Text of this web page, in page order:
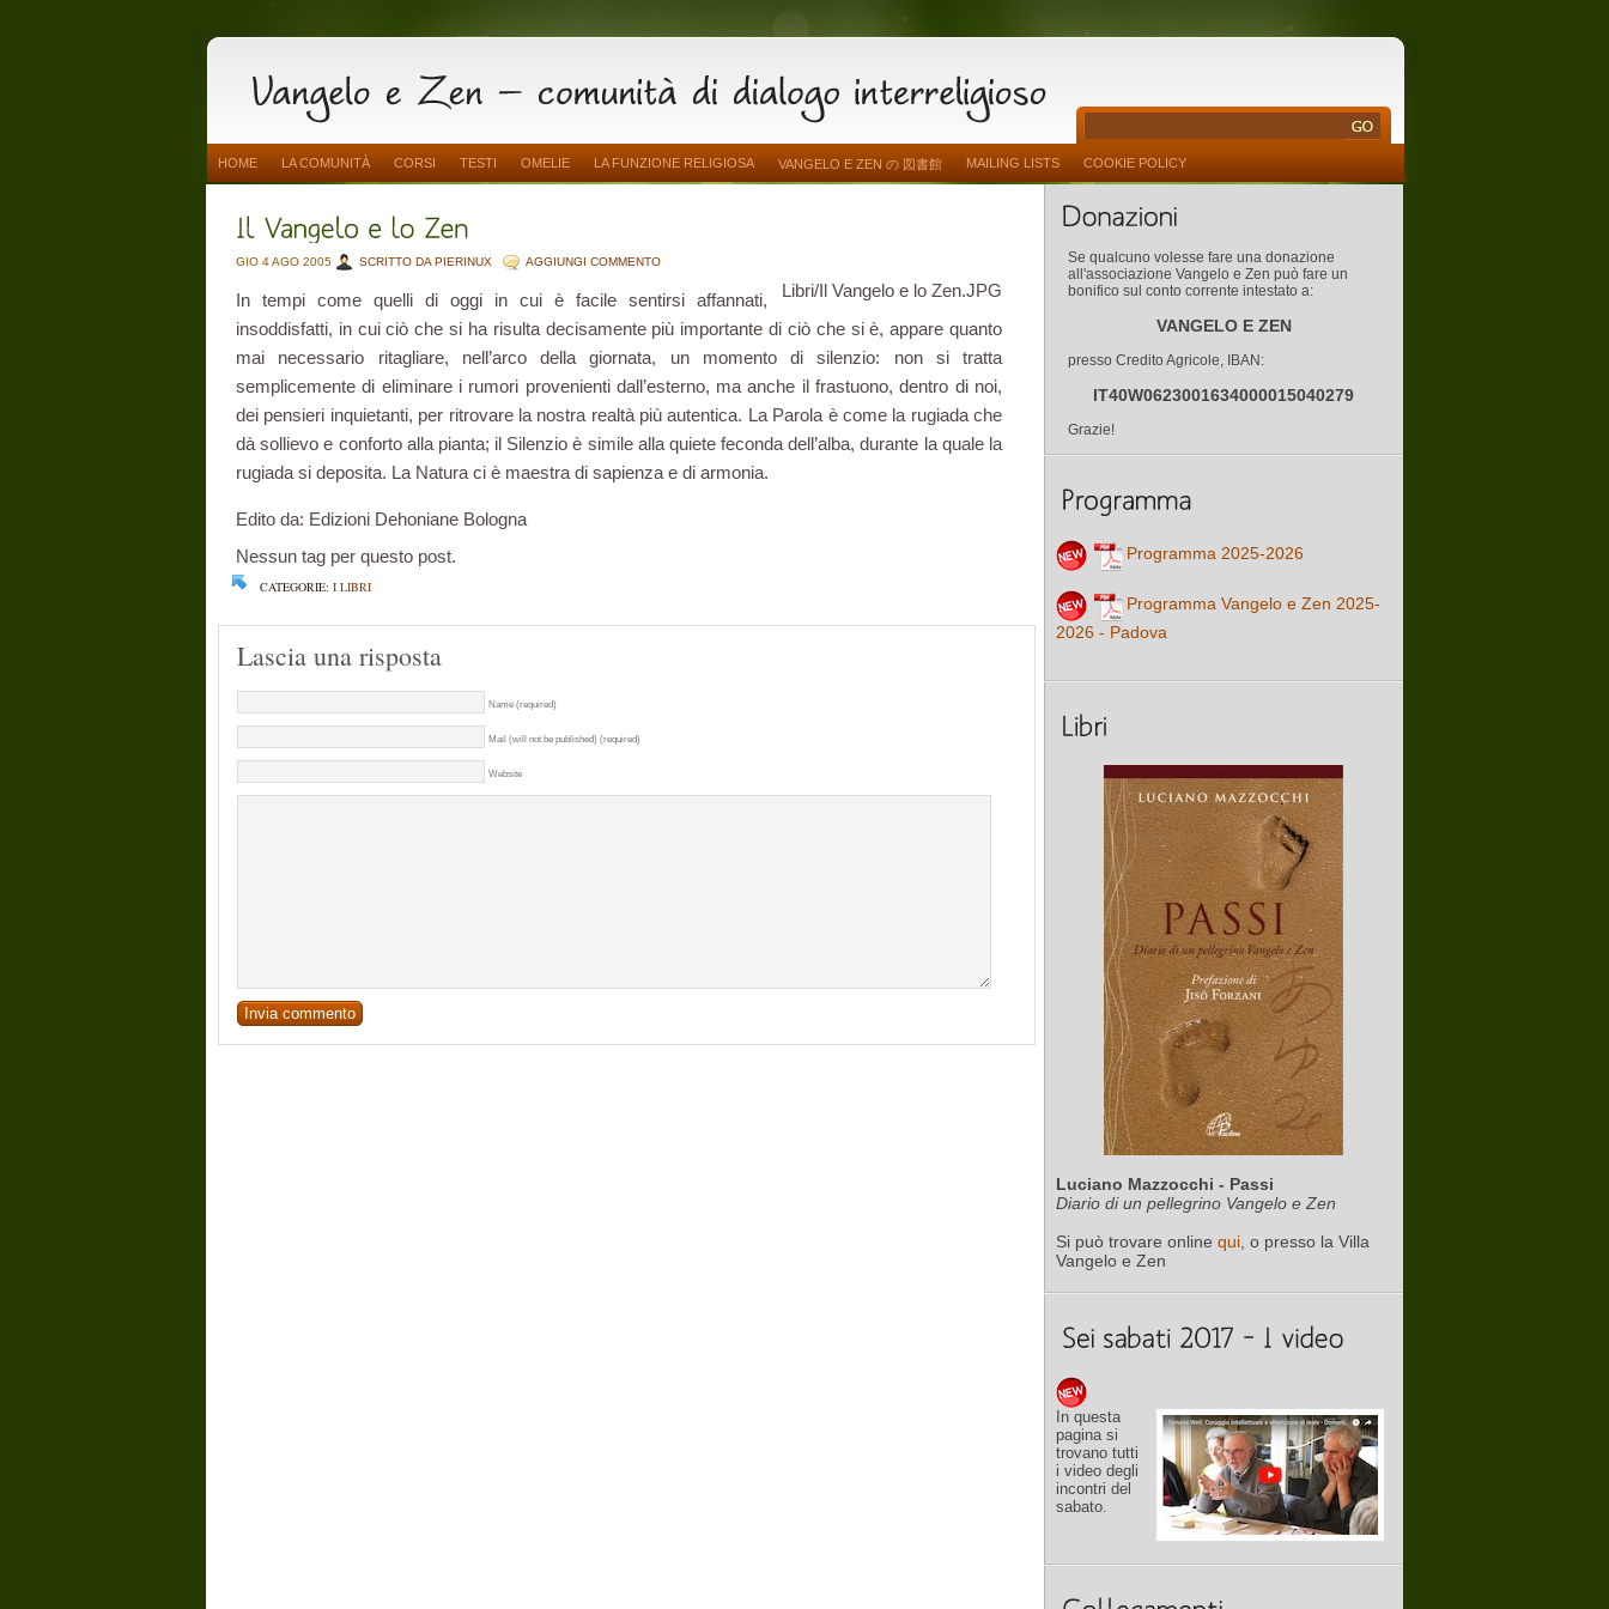
HOME LA COMUNITÀ CORSI TESTI OMELIE LA FUNZIONE RELIGIOSA VANGELO E ZEN の 図書館 MAILING LISTS COOKIE POLICY
GIO 4 AGO 2005 SCRITTO DA PIERINUX AGGIUNGI COMMENTO
Libri/Il Vangelo e lo Zen.JPG
In tempi come quelli di oggi in cui è facile sentirsi affannati,
insoddisfatti, in cui ciò che si ha risulta decisamente più importante di ciò che si è, appare quanto
mai necessario ritagliare, nell’arco della giornata, un momento di silenzio: non si tratta
semplicemente di eliminare i rumori provenienti dall’esterno, ma anche il frastuono, dentro di noi,
dei pensieri inquietanti, per ritrovare la nostra realtà più autentica. La Parola è come la rugiada che
dà sollievo e conforto alla pianta; il Silenzio è simile alla quiete feconda dell’alba, durante la quale la
rugiada si deposita. La Natura ci è maestra di sapienza e di armonia.
Edito da: Edizioni Dehoniane Bologna
Nessun tag per questo post.
CATEGORIE: I LIBRI
Lascia una risposta
Name (required)
Mail (will not be published) (required)
Website
Se qualcuno volesse fare una donazione
all'associazione Vangelo e Zen può fare un
bonifico sul conto corrente intestato a:
VANGELO E ZEN
presso Credito Agricole, IBAN:
IT40W0623001634000015040279
Grazie!
Programma 2025-2026
Programma Vangelo e Zen 2025-
2026 - Padova
Luciano Mazzocchi - Passi
Diario di un pellegrino Vangelo e Zen
Si può trovare online qui , o presso la Villa
Vangelo e Zen
In questa
pagina si
trovano tutti
i video degli
incontri del
sabato.